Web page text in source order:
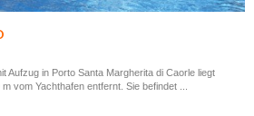
Aufzug in Porto Santa Margherita di Caorle liegt
vom Yachthafen entfernt. Sie befindet ...